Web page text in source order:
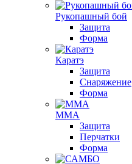
Рукопашный бой
Защита
Форма
Каратэ
Защита
Снаряжение
Форма
ММА
Защита
Перчатки
Форма